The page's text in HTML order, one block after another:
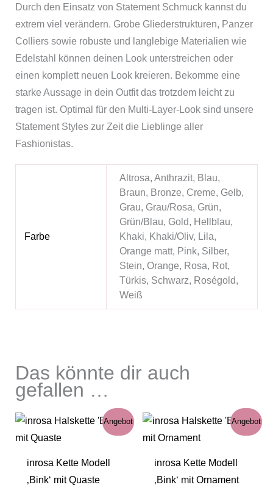
Durch den Einsatz von Statement Schmuck kannst du
extrem viel verändern. Grobe Gliederstrukturen, Panzer
Colliers sowie robuste und langlebige Materialien wie
Edelstahl können deinen Look unterstreichen oder
einen komplett neuen Look kreieren. Bekomme eine
starke Aussage in dein Outfit das trotzdem leicht zu
tragen ist. Optimal für den Multi-Layer-Look sind unsere
Statement Styles zur Zeit die Lieblinge aller
Fashionistas.
Farbe
Altrosa, Anthrazit, Blau,
Braun, Bronze, Creme, Gelb,
Grau, Grau/Rosa, Grün,
Grün/Blau, Gold, Hellblau,
Khaki, Khaki/Oliv, Lila,
Orange matt, Pink, Silber,
Stein, Orange, Rosa, Rot,
Türkis, Schwarz, Roségold,
Weiß
Das könnte dir auch
gefallen …
Angebot
inrosa Kette Modell
‚Bink‘ mit Quaste
Angebot
inrosa Kette Modell
‚Bink‘ mit Ornament